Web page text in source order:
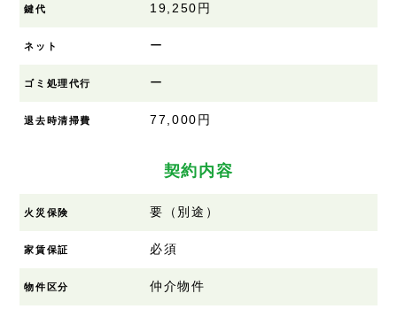
鍵代 19,250円
ネット ー
ゴミ処理代行 ー
退去時清掃費 77,000円
契約内容
火災保険 要（別途）
家賃保証 必須
物件区分 仲介物件